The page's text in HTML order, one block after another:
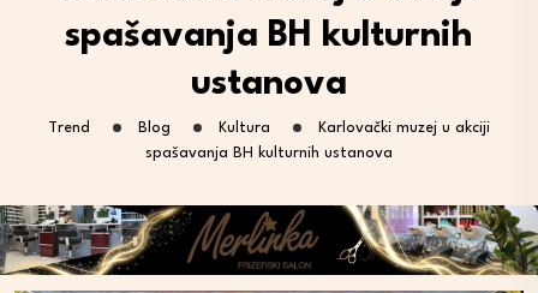
spašavanja BH kulturnih
ustanova
Trend Blog Kultura
Karlovački muzej u akciji
spašavanja BH kulturnih ustanova